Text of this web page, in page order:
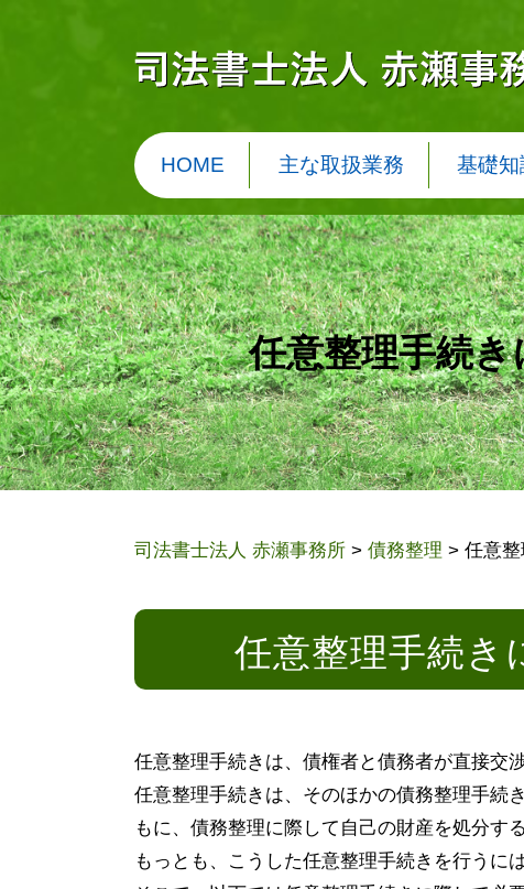
任意整理手続
HOME 主な取扱業務 基礎知
司法書士法人 赤瀬事務所 > 債務整理 > 任意
任意整理手続き
任意整理手続きは、債権者と債務者が直接交
任意整理手続きは、そのほかの債務整理手続
もに、債務整理に際して自己の財産を処分す
もっとも、こうした任意整理手続きを行うに